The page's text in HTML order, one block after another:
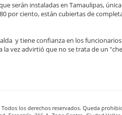
serán instaladas en Tamaulipas,
por ciento, están cubiertas de
y tiene confianza en los
vez advirtió que no se trata de un
Todos los derechos reservados. Queda